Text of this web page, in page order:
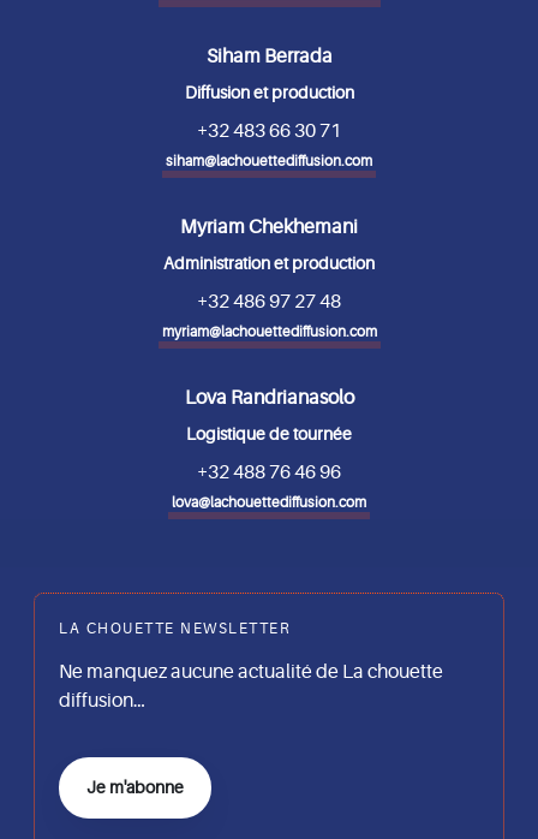
Siham Berrada
Diffusion et production
+32 483 66 30 71
siham@lachouettediffusion.com
Myriam Chekhemani
Administration et production
+32 486 97 27 48
myriam@lachouettediffusion.com
Lova Randrianasolo
Logistique de tournée
+32 488 76 46 96
lova@lachouettediffusion.com
LA CHOUETTE NEWSLETTER
Ne manquez aucune actualité de La chouette
diffusion…
Je m'abonne